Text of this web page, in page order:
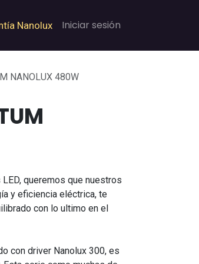
Garantía de Nanolux
Nanolux Iniciar sesión
NANOLUX 480W
queremos que nuestros
y eficiencia eléctrica, te
con lo ultimo en el
con driver Nanolux 300, es